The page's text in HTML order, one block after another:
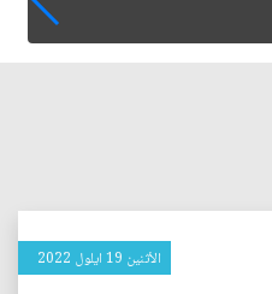
الأثنين 19 ايلول 2022